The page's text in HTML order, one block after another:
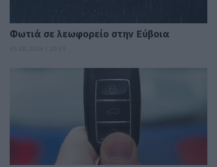
Φωτιά σε λεωφορείο στην Εύβοια